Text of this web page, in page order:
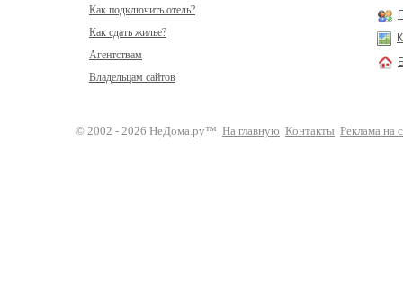
Как подключить отель?
Как сдать жилье?
Агентствам
Владельцам сайтов
© 2002 - 2026 НеДома.ру™ На главную Контакты Реклама на